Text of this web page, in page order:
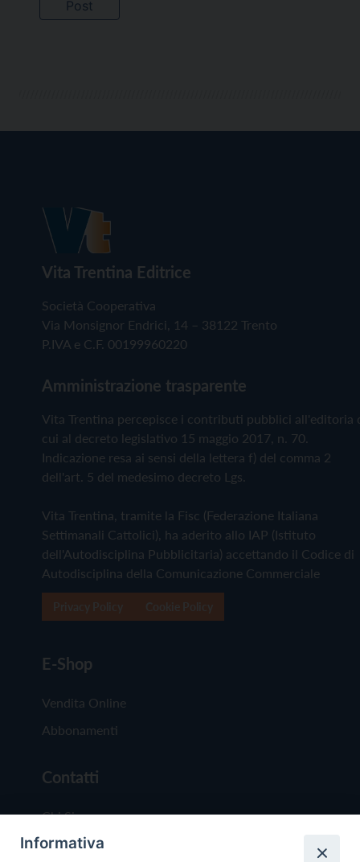
Vita Trentina Editrice
Società Cooperativa
Via Monsignor Endrici, 14 – 38122 Trento
P.IVA e C.F. 00199960220
Amministrazione trasparente
Vita Trentina percepisce i contributi pubblici all'editoria
cui al decreto legislativo 15 maggio 2017, n. 70.
Indicazione resa ai sensi della lettera f) del comma 2
dell'art. 5 del medesimo decreto Lgs.
Vita Trentina, tramite la Fisc (Federazione Italiana
Settimanali Cattolici), ha aderito allo IAP (Istituto
dell'Autodisciplina Pubblicitaria) accettando il Codice di
Autodisciplina della Comunicazione Commerciale
E-Shop
Vendita Online
Abbonamenti
Contatti
Chi Siamo
Redazione
Informativa